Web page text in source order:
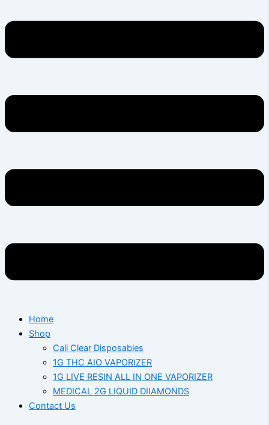
Home
Shop
Cali Clear Disposables
1G THC AIO VAPORIZER
1G LIVE RESIN ALL IN ONE VAPORIZER
MEDICAL 2G LIQUID DIIAMONDS
Contact Us